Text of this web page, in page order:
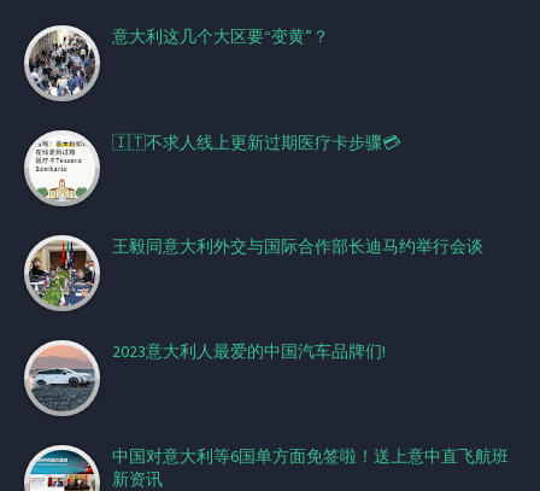
意大利这几个大区要“变黄”？
🇮🇹不求人线上更新过期医疗卡步骤💳
王毅同意大利外交与国际合作部长迪马约举行会谈
2023意大利人最爱的中国汽车品牌们!
中国对意大利等6国单方面免签啦！送上意中直飞航班
新资讯